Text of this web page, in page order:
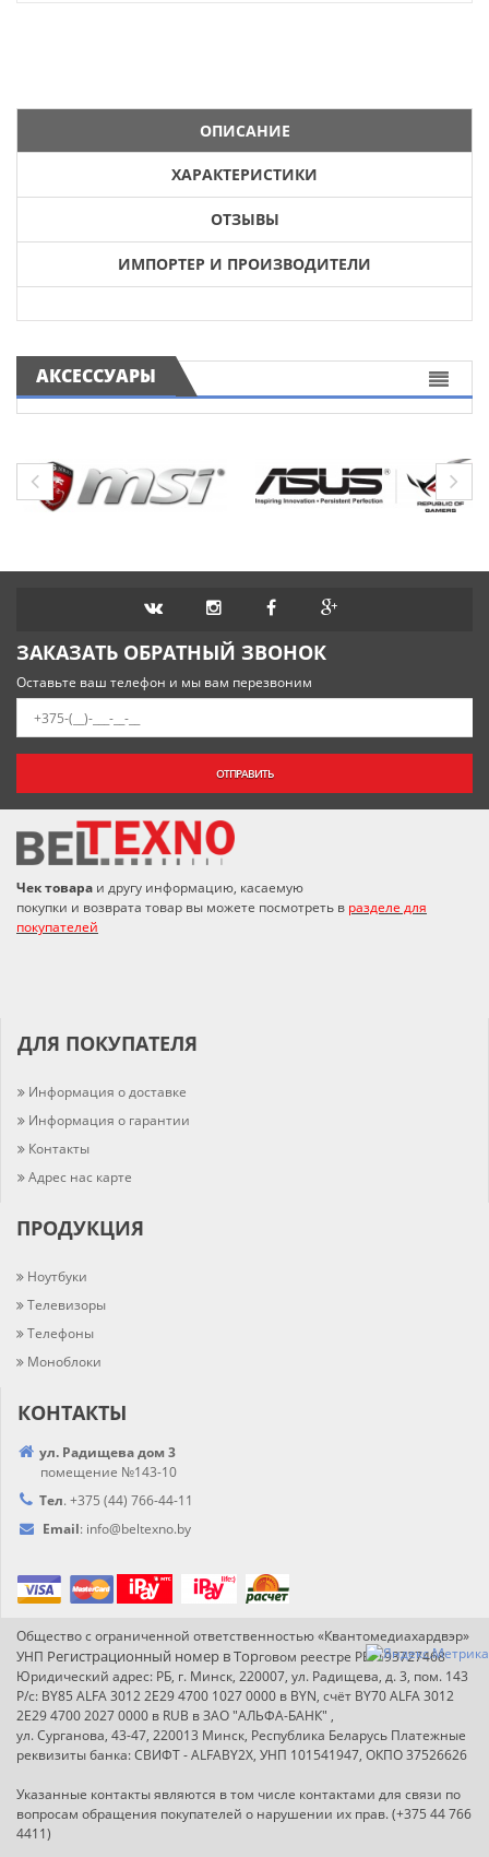
ОПИСАНИЕ
ХАРАКТЕРИСТИКИ
ОТЗЫВЫ
ИМПОРТЕР И ПРОИЗВОДИТЕЛИ
АКСЕССУАРЫ
ЗАКАЗАТЬ ОБРАТНЫЙ ЗВОНОК
Оставьте ваш телефон и мы вам перезвоним
ОТПРАВИТЬ
Чек товара и другу информацию, касаемую
покупки и возврата товар вы можете посмотреть в разделе для
покупателей
ДЛЯ ПОКУПАТЕЛЯ
Информация о доставке
Информация о гарантии
Контакты
Адрес нас карте
ПРОДУКЦИЯ
Ноутбуки
Телевизоры
Телефоны
Моноблоки
КОНТАКТЫ
ул. Радищева дом 3
помещение №143-10
Тел. +375 (44) 766-44-11
Email: info@beltexno.by
Общество с ограниченной ответственностью «Квантомедиахардвэр»
УНП Регистрационный номер в Торговом реестре РБ: 193727468
Юридический адрес: РБ, г. Минск, 220007, ул. Радищева, д. 3, пом. 143
Р/с: BY85 ALFA 3012 2E29 4700 1027 0000 в BYN, счёт BY70 ALFA 3012
2E29 4700 2027 0000 в RUB в ЗАО "АЛЬФА-БАНК" ,
ул. Сурганова, 43-47, 220013 Минск, Республика Беларусь Платежные
реквизиты банка: СВИФТ - ALFABY2X, УНП 101541947, ОКПО 37526626
Указанные контакты являются в том числе контактами для связи по
вопросам обращения покупателей о нарушении их прав. (+375 44 766
4411)